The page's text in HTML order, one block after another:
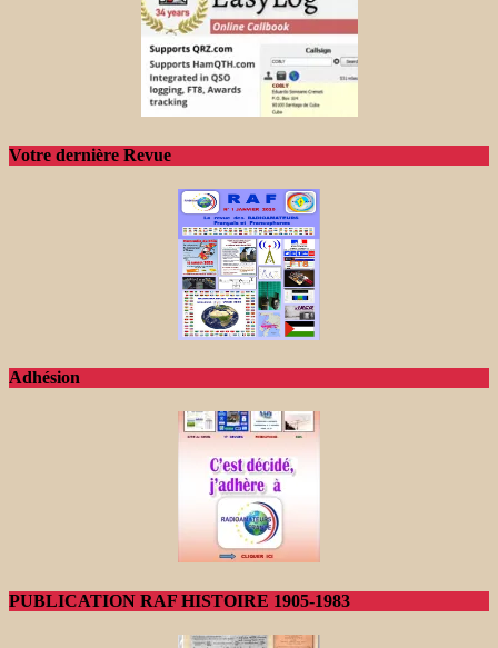
Votre dernière Revue
Adhésion
PUBLICATION RAF HISTOIRE 1905-1983